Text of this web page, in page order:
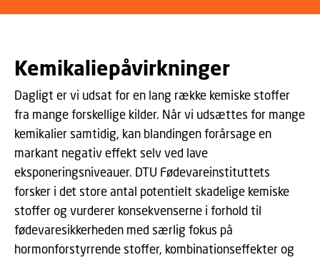
Kemikaliepåvirkninger
Dagligt er vi udsat for en lang række kemiske stoffer
fra mange forskellige kilder. Når vi udsættes for mange
kemikalier samtidig, kan blandingen forårsage en
markant negativ effekt selv ved lave
eksponeringsniveauer. DTU Fødevareinstituttets
forsker i det store antal potentielt skadelige kemiske
stoffer og vurderer konsekvenserne i forhold til
fødevaresikkerheden med særlig fokus på
hormonforstyrrende stoffer, kombinationseffekter og